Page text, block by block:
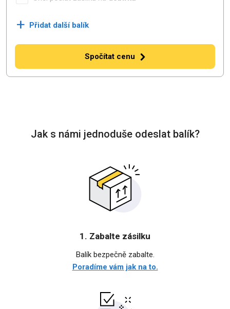
+ Přidat další balík
Spočítat cenu
Jak s námi jednoduše odeslat balík?
1. Zabalte zásilku
Balík bezpečně zabalte.
Poradíme vám jak na to.